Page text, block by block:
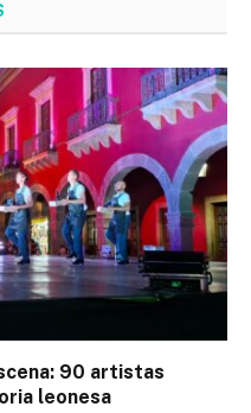
90 artistas
leonesa